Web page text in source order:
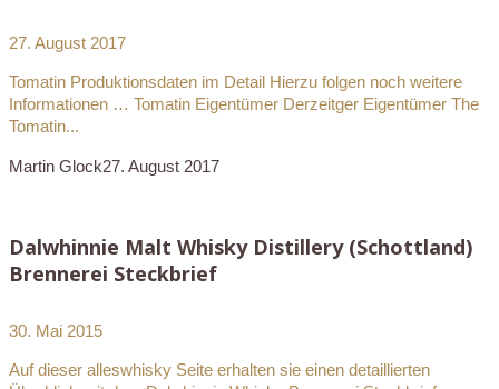
27. August 2017
Tomatin Produktionsdaten im Detail Hierzu folgen noch weitere
Informationen … Tomatin Eigentümer Derzeitger Eigentümer The
Tomatin...
Martin Glock27. August 2017
Dalwhinnie Malt Whisky Distillery (Schottland)
Brennerei Steckbrief
30. Mai 2015
Auf dieser alleswhisky Seite erhalten sie einen detaillierten